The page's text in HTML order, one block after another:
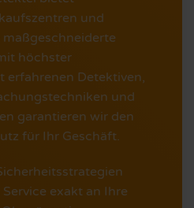
und
maßgeschneiderte
höchster
erfahrenen Detektiven,
und
garantieren wir den
für Ihr Geschäft.
exakt an Ihre